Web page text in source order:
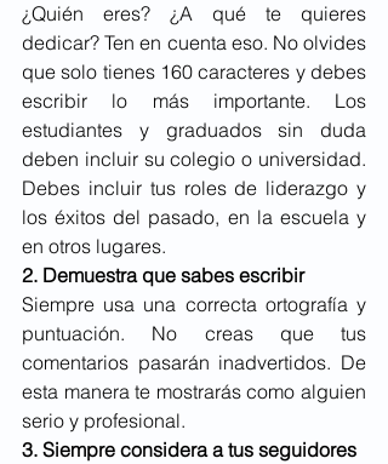
¿Quién eres? ¿A qué te quieres
dedicar? Ten en cuenta eso. No olvides
que solo tienes 160 caracteres y debes
escribir lo más importante. Los
estudiantes y graduados sin duda
deben incluir su colegio o universidad.
Debes incluir tus roles de liderazgo y
los éxitos del pasado, en la escuela y
en otros lugares.
2. Demuestra que sabes escribir
Siempre usa una correcta ortografía y
puntuación. No creas que tus
comentarios pasarán inadvertidos. De
esta manera te mostrarás como alguien
serio y profesional.
3. Siempre considera a tus seguidores